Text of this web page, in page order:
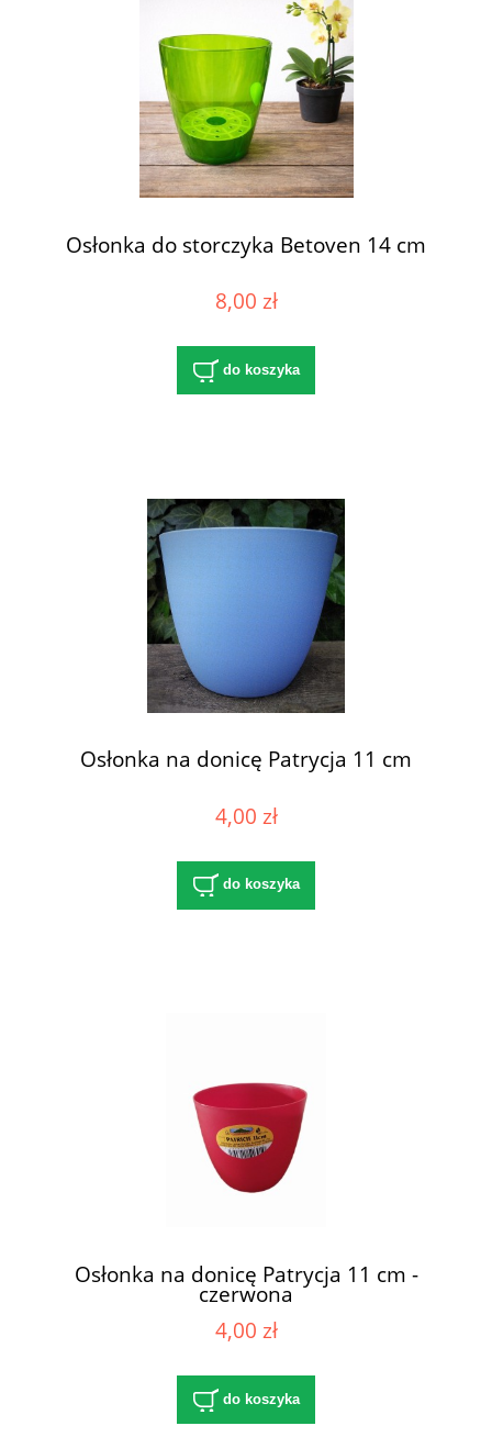
Osłonka do storczyka Betoven 14 cm
8,00 zł
do koszyka
Osłonka na donicę Patrycja 11 cm
4,00 zł
do koszyka
Osłonka na donicę Patrycja 11 cm -
czerwona
4,00 zł
do koszyka